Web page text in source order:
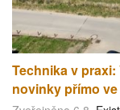
Technika v
novinky přímo